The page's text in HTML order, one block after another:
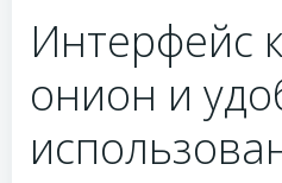
Интерфейс
онион и